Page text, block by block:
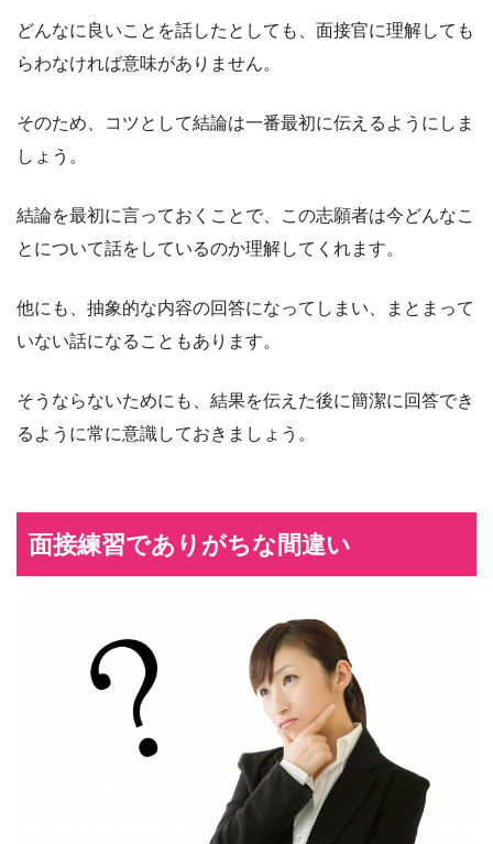
どんなに良いことを話したとしても、面接官に理解しても
らわなければ意味がありません。
そのため、コツとして結論は一番最初に伝えるようにしま
しょう。
結論を最初に言っておくことで、この志願者は今どんなこ
とについて話をしているのか理解してくれます。
他にも、抽象的な内容の回答になってしまい、まとまって
いない話になることもあります。
そうならないためにも、結果を伝えた後に簡潔に回答でき
るように常に意識しておきましょう。
面接練習でありがちな間違い